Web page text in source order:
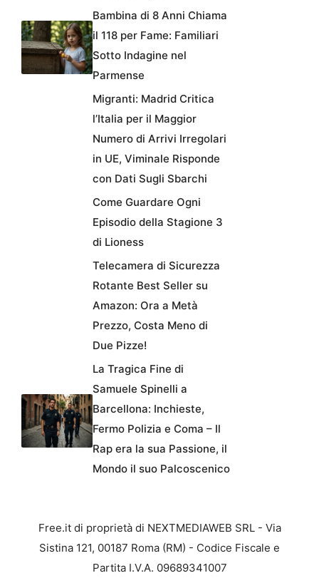
Bambina di 8 Anni Chiama
il 118 per Fame: Familiari
Sotto Indagine nel
Parmense
Migranti: Madrid Critica
l’Italia per il Maggior
Numero di Arrivi Irregolari
in UE, Viminale Risponde
con Dati Sugli Sbarchi
Come Guardare Ogni
Episodio della Stagione 3
di Lioness
Telecamera di Sicurezza
Rotante Best Seller su
Amazon: Ora a Metà
Prezzo, Costa Meno di
Due Pizze!
La Tragica Fine di
Samuele Spinelli a
Barcellona: Inchieste,
Fermo Polizia e Coma – Il
Rap era la sua Passione, il
Mondo il suo Palcoscenico
Free.it di proprietà di NEXTMEDIAWEB SRL - Via
Sistina 121, 00187 Roma (RM) - Codice Fiscale e
Partita I.V.A. 09689341007